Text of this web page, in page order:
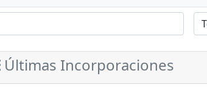
Últimas Incorporaciones